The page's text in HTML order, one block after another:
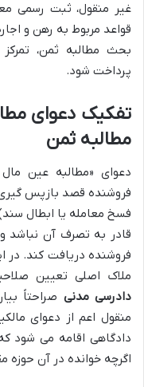
غیر منقول، ثبت رسمی
قواعد مربوط به رهن و
بحث مطالبه ثمن،
پرداخت شود.
تفکیک دعوای
مطالبه ثمن
دعوای «مطالبه عین
فروشنده قصد بازپس
فسخ معامله یا ابطال
قادر به تصرف آن نباشد
فروشنده دریافت کند. در
ملاک اصلی تعیین
دادرسی مدنی صراحتاً
منقول اعم از دعوای
دادگاهی اقامه می شود
اگرچه خوانده در آن حوزه